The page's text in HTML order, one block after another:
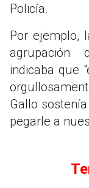
Policía.
Por ejemplo,
agrupación
indicaba que
Gallo
pegarle a